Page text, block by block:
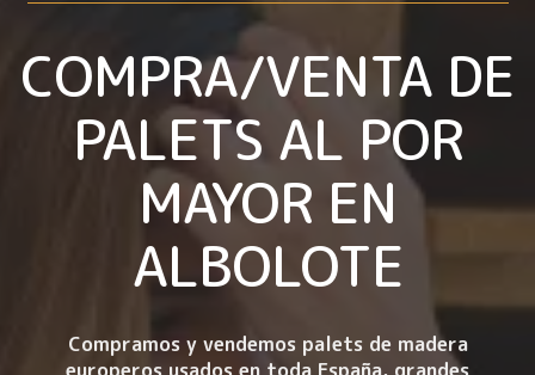
COMPRA/VENTA DE
PALETS AL POR
MAYOR EN
ALBOLOTE
Compramos y vendemos palets de madera